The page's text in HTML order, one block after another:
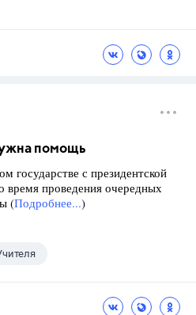
помощь
государстве с президентской
проведения очередных
(Подробнее...)